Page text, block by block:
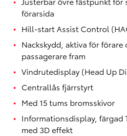
förarsida
Hill-start Assist Control
Nackskydd, aktiva för förare
passagerare fram
Vindrutedisplay (Head Up
Centrallås fjärrstyrt
Med 15 tums bromsskivor
Informationsdisplay, färgad
med 3D effekt